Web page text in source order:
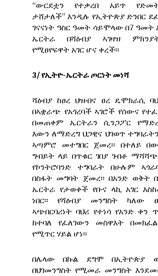
“ውርደቷን የተቃረበ አይጥ
ታሸታለች” እንዲሉ የኢትዮጵያ ድንበር
ገናናነት ዓስር ዓመት ሳይሞላው በ7 ዓመት
ኤርትራ በሻዕብያ ኣገዛዝ
የሚፀየፍዋት አገር ሆና ቀረች፡፡
3/ የኢትዮ-ኤርትራ ጦርነት መነሻ
ሻዕብያ ከፀረ ህዝብና ፀረ ዴሞክራሲ
በኣቋራጭ የአጎረባች ኣገሮች የሰውና
በመጠቀም ኤርትራን ሲንጋፖር
እውን ለማድረግ ህጋዊና ህገወጥ
ኣጣምሮ መተግበር ጀመረ፡፡ በተለይ
ግብይት ላይ በጥቁር ገበያ ገብቶ
የኮንትሮባንድ ተግባራት በሁሉም
በስፋት መግባት ጀመረ፡፡ በአንድ ወቅት
ኤርትራ የታወቀች የቡና ላኪ አገር
ነበር፡፡ የሻዕብያ መንግስት ካለው
ኣጭበርባሪነት ባህሪ የተነሳ የአንድ
ከተባለ የፈለገውን መስዋእት
የሚጥር ሃይል ሆነ፡፡
በሌላው በኩል ደግሞ በኢትዮጵያ
በህገመንግስት የሚመራ መንግስት